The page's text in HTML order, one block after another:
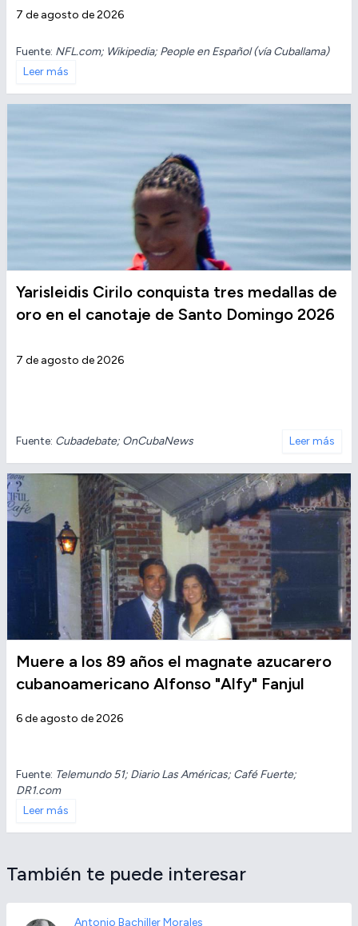
7 de agosto de 2026
Fuente: NFL.com; Wikipedia; People en Español (vía Cuballama)
Leer más
Yarisleidis Cirilo conquista tres medallas de
oro en el canotaje de Santo Domingo 2026
7 de agosto de 2026
Fuente: Cubadebate; OnCubaNews Leer más
Muere a los 89 años el magnate azucarero
cubanoamericano Alfonso "Alfy" Fanjul
6 de agosto de 2026
Fuente: Telemundo 51; Diario Las Américas; Café Fuerte;
DR1.com
Leer más
También te puede interesar
Antonio Bachiller Morales